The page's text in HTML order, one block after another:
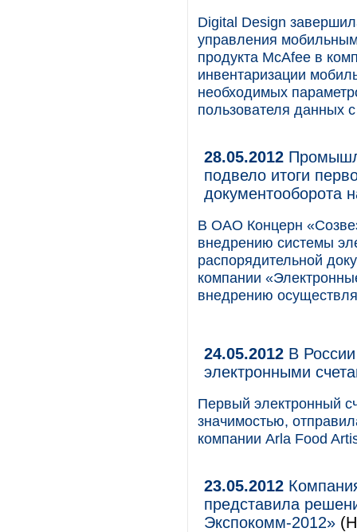
Digital Design
управления
продукта McAfee в
инвентаризации
необходимых
пользователя данных
28.05.2012
подвело итоги
В OAO Концерн
внедрению системы
распорядительной
компании
внедрению
24.05.2012 В
электронными
Первый электронный
значимостью,
компании Arla Food
23.05.2012
представила
Экспокомм-2012»